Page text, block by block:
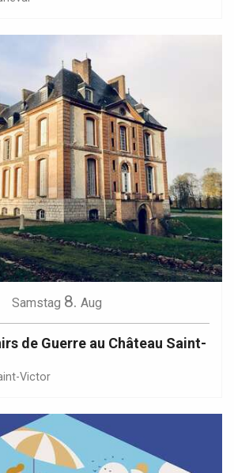
Samstag 8. Aug
de Guerre au Château Saint-
Victor